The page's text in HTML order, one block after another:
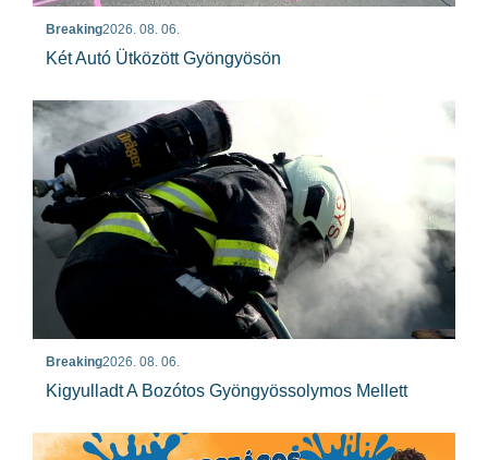
Breaking2026. 08. 06.
Két Autó Ütközött Gyöngyösön
Breaking2026. 08. 06.
Kigyulladt A Bozótos Gyöngyössolymos Mellett